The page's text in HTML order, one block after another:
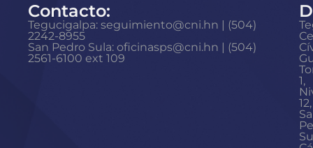
Contacto:
Tegucigalpa: seguimiento@cni.hn | (504)
2242-8955
San Pedro Sula: oficinasps@cni.hn | (504)
2561-6100 ext 109
1,
12,